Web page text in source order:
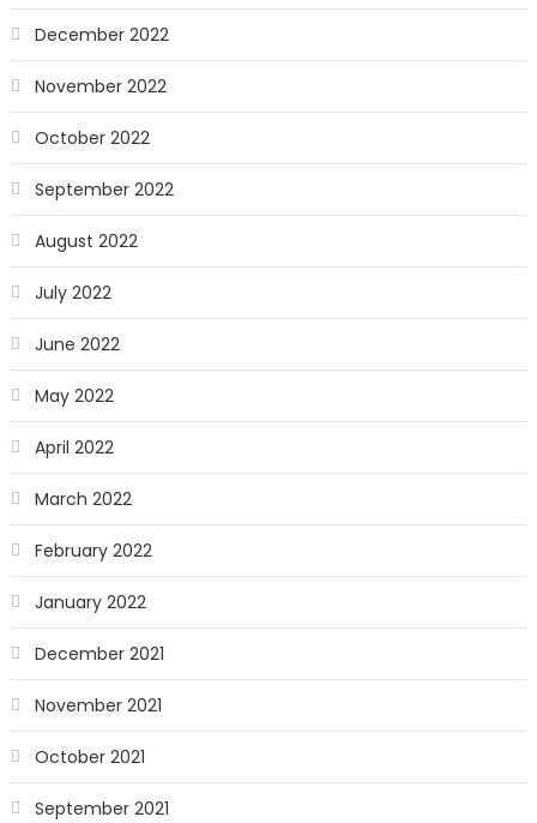
December 2022
November 2022
October 2022
September 2022
August 2022
July 2022
June 2022
May 2022
April 2022
March 2022
February 2022
January 2022
December 2021
November 2021
October 2021
September 2021